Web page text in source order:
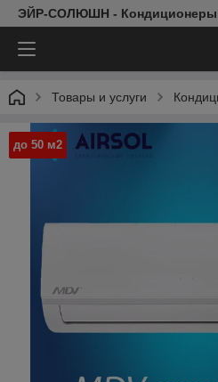
ЭЙР-СОЛЮШН - Кондиционеры,
Товары и услуги
до 50 м2